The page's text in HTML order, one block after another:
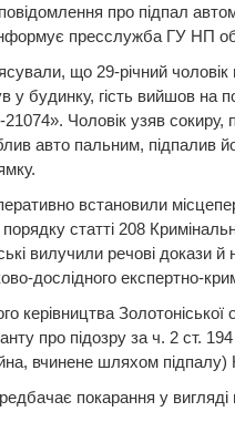
про підпал
пресслужба ГУ НП
що 29-річний
у будинку, гість вийшов на
Чоловік узяв сокиру,
авто пальним, підпалив
встановили
статті 208
вилучили речові докази
дослідного експертно-
керівництва Золотоніської
про підозру за ч. 2 ст.
вчинене шляхом підпалу)
покарання у